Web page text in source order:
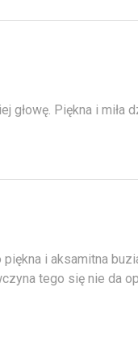
głowę. Piękna i miła
i aksamitna
tego się nie da